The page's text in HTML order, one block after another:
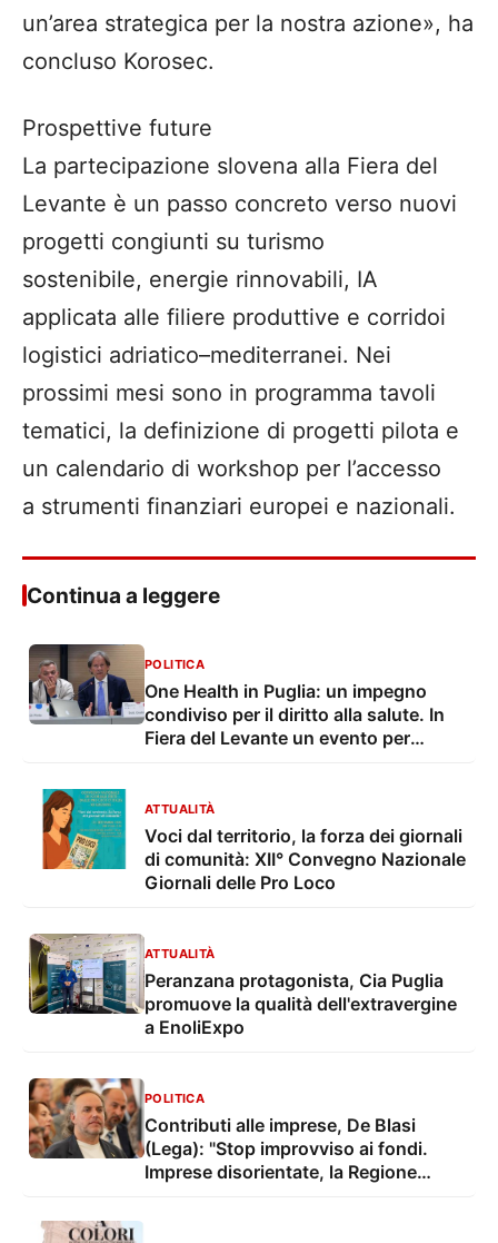
un’area strategica per la nostra azione», ha
concluso Korosec.
Prospettive future
La partecipazione slovena alla Fiera del
Levante è un passo concreto verso nuovi
progetti congiunti su turismo
sostenibile, energie rinnovabili, IA
applicata alle filiere produttive e corridoi
logistici adriatico–mediterranei. Nei
prossimi mesi sono in programma tavoli
tematici, la definizione di progetti pilota e
un calendario di workshop per l’accesso
a strumenti finanziari europei e nazionali.
Continua a leggere
POLITICA
One Health in Puglia: un impegno
condiviso per il diritto alla salute. In
Fiera del Levante un evento per
ATTUALITÀ
Voci dal territorio, la forza dei giornali
di comunità: XII° Convegno Nazionale
Giornali delle Pro Loco
ATTUALITÀ
Peranzana protagonista, Cia Puglia
promuove la qualità dell'extravergine
a EnoliExpo
POLITICA
Contributi alle imprese, De Blasi
(Lega): "Stop improvviso ai fondi.
Imprese disorientate, la Regione